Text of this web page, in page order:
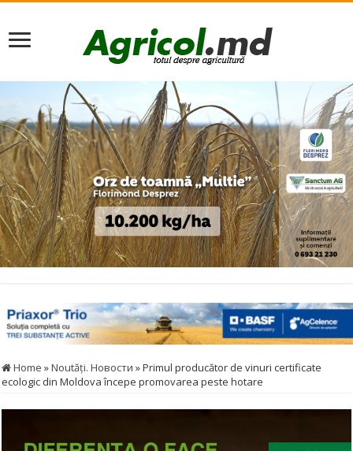
Home »Noutăţi. Новости »Primul producător de vinuri certificate
ecologic din Moldova începe promovarea peste hotare